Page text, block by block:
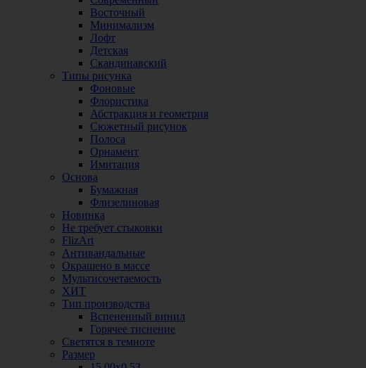
Восточный
Минимализм
Лофт
Детская
Скандинавский
Типы рисунка
Фоновые
Флористика
Абстракция и геометрия
Сюжетный рисунок
Полоса
Орнамент
Имитация
Основа
Бумажная
Флизелиновая
Новинка
Не требует стыковки
FlizArt
Антивандальные
Окрашено в массе
Мультисочетаемость
ХИТ
Тип производства
Вспененный винил
Горячее тиснение
Светятся в темноте
Размер